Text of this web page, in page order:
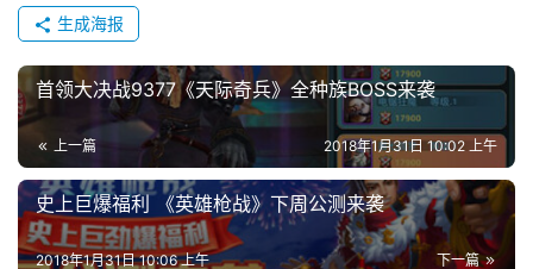
7
3
0
日
游
生成海报
首领大决战9377《天际奇兵》全种族BOSS来袭
上一篇 2018年1月31日 10:02 上午
史上巨爆福利 《英雄枪战》下周公测来袭
下一篇
2018年1月31日 10:06 上午